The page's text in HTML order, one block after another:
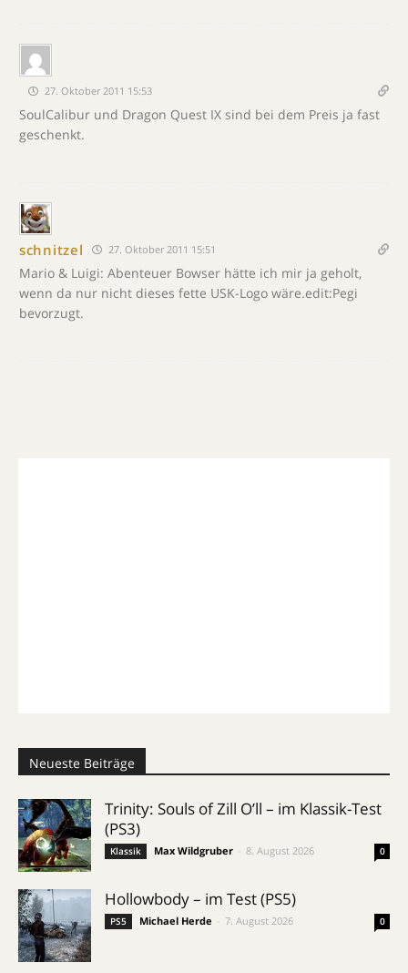
27. Oktober 2011 15:53
SoulCalibur und Dragon Quest IX sind bei dem Preis ja fast
geschenkt.
schnitzel 27. Oktober 2011 15:51
Mario & Luigi: Abenteuer Bowser hätte ich mir ja geholt,
wenn da nur nicht dieses fette USK-Logo wäre.edit:Pegi
bevorzugt.
Neueste Beiträge
Trinity: Souls of Zill O’ll – im Klassik-Test
(PS3)
Klassik Max Wildgruber 8. August 2026 0
Hollowbody – im Test (PS5)
PS5 Michael Herde 7. August 2026 0